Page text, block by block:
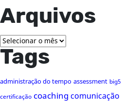
Arquivos
Arquivos
Tags
administração do tempo assessment big5
certificação coaching comunicação